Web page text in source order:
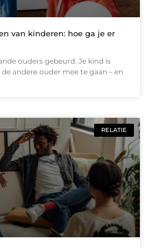
van kinderen: hoe ga je er
ouders gebeurd. Je kind is
andere ouder mee te gaan – en
RELATIE